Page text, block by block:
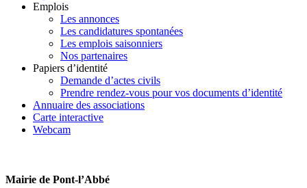
Emplois
Les annonces
Les candidatures spontanées
Les emplois saisonniers
Nos partenaires
Papiers d’identité
Demande d’actes civils
Prendre rendez-vous pour vos documents d’identité
Annuaire des associations
Carte interactive
Webcam
Mairie de Pont-l’Abbé